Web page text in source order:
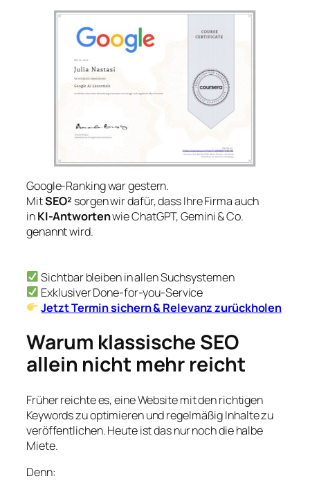
Google-Ranking war gestern.
MitSEO² sorgen wir dafür, dass Ihre Firma auch
inKI-Antwortenwie ChatGPT, Gemini & Co.
genannt wird.
Sichtbar bleiben in allen Suchsystemen
Exklusiver Done-for-you-Service
Jetzt Termin sichern & Relevanz zurückholen
Warum klassische SEO
allein nicht mehr reicht
Früher reichte es, eine Website mit den richtigen
Keywords zu optimieren und regelmäßig Inhalte zu
veröffentlichen. Heute ist das nur noch die halbe
Miete.
Denn: